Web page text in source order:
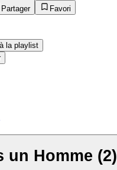
Partager
Favori
la playlist
un Homme (2)